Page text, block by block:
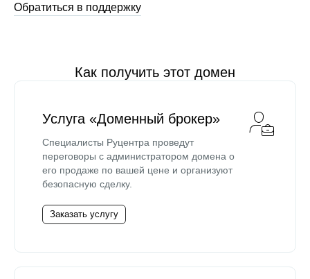
Обратиться в поддержку
Как получить этот домен
Услуга «Доменный брокер»
Специалисты Руцентра проведут
переговоры с администратором домена о
его продаже по вашей цене и организуют
безопасную сделку.
Заказать услугу